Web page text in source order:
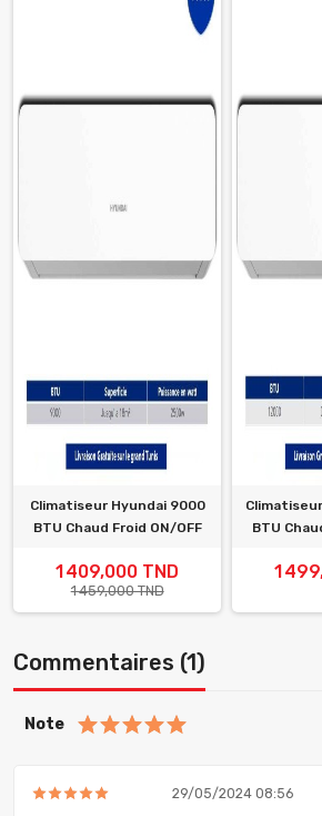
Climatiseur Hyundai 9000
BTU Chaud Froid ON/OFF
1 409,000 TND
1 459,000 TND
BTU
1
Commentaires (1)
Note
29/05/2024 08:56